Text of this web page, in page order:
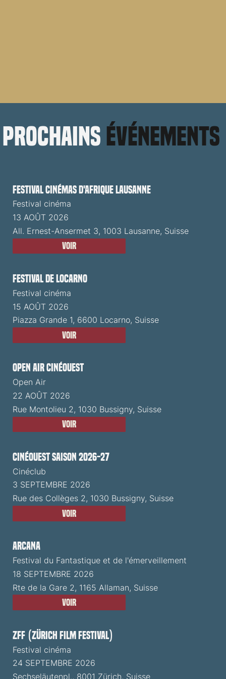
prochains événements
Festival cinémas d'Afrique Lausanne
Festival cinéma
13 AOÛT 2026
All. Ernest-Ansermet 3, 1003 Lausanne, Suisse
Voir
Festival de Locarno
Festival cinéma
15 AOÛT 2026
Piazza Grande 1, 6600 Locarno, Suisse
Voir
Open Air CinéOuest
Open Air
22 AOÛT 2026
Rue Montolieu 2, 1030 Bussigny, Suisse
Voir
CinéOuest Saison 2026-27
Cinéclub
3 SEPTEMBRE 2026
Rue des Collèges 2, 1030 Bussigny, Suisse
Voir
ARCANA
Festival du Fantastique et de l'émerveillement
18 SEPTEMBRE 2026
Rte de la Gare 2, 1165 Allaman, Suisse
Voir
ZFF (Zürich Film Festival)
Festival cinéma
24 SEPTEMBRE 2026
Sechseläutenpl., 8001 Zürich, Suisse